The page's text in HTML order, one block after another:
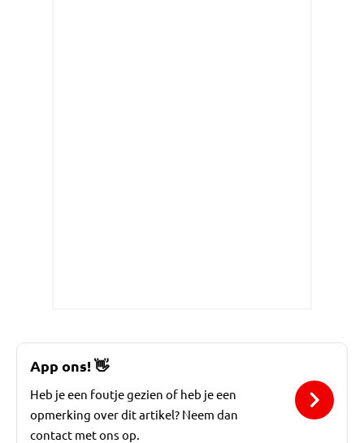
App ons!👋
Heb je een foutje gezien of heb je een
opmerking over dit artikel? Neem dan
contact met ons op.